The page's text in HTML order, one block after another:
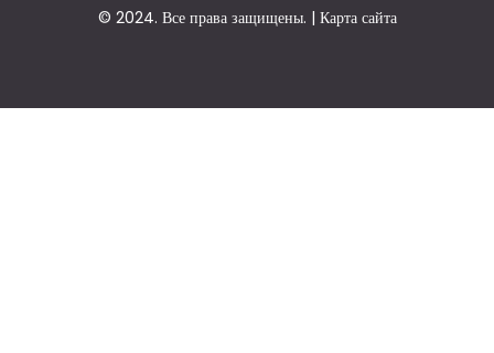
© 2024. Все права защищены. | Карта сайта